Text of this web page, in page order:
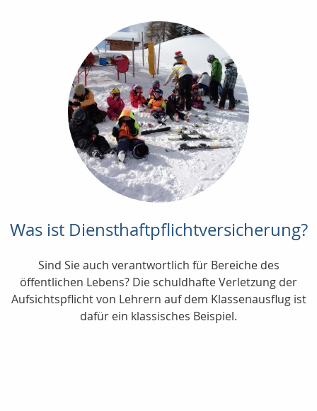
Was ist Diensthaftpflichtversicherung?
Sind Sie auch verantwortlich für Bereiche des
öffentlichen Lebens? Die schuldhafte Verletzung der
Aufsichtspflicht von Lehrern auf dem Klassenausflug ist
dafür ein klassisches Beispiel.